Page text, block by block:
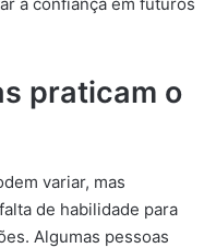
praticam o
variar, mas
de habilidade para
Algumas pessoas